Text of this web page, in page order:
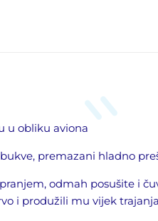
u obliku aviona
premazani hladno
odmah posušite i
i produžili mu vijek